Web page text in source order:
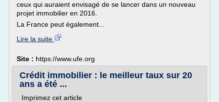
ceux qui auraient envisagé de se lancer dans un nouveau
projet immobilier en 2016.
La France peut également...
Lire la suite
Site : https://www.ufe.org
Crédit immobilier : le meilleur taux sur 20
ans a été ...
Imprimez cet article